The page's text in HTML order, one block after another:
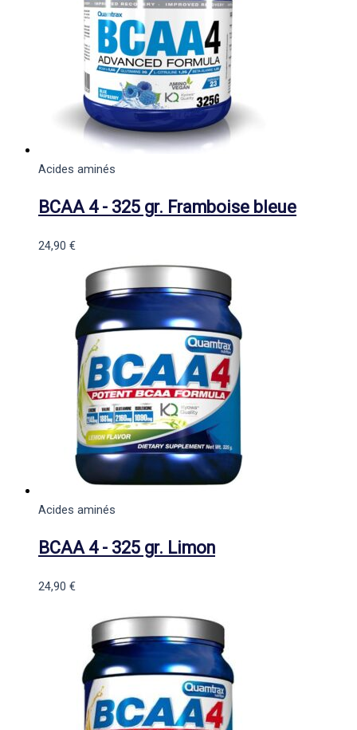
Acides aminés
BCAA 4 - 325 gr. Framboise bleue
24,90 €
Acides aminés
BCAA 4 - 325 gr. Limon
24,90 €